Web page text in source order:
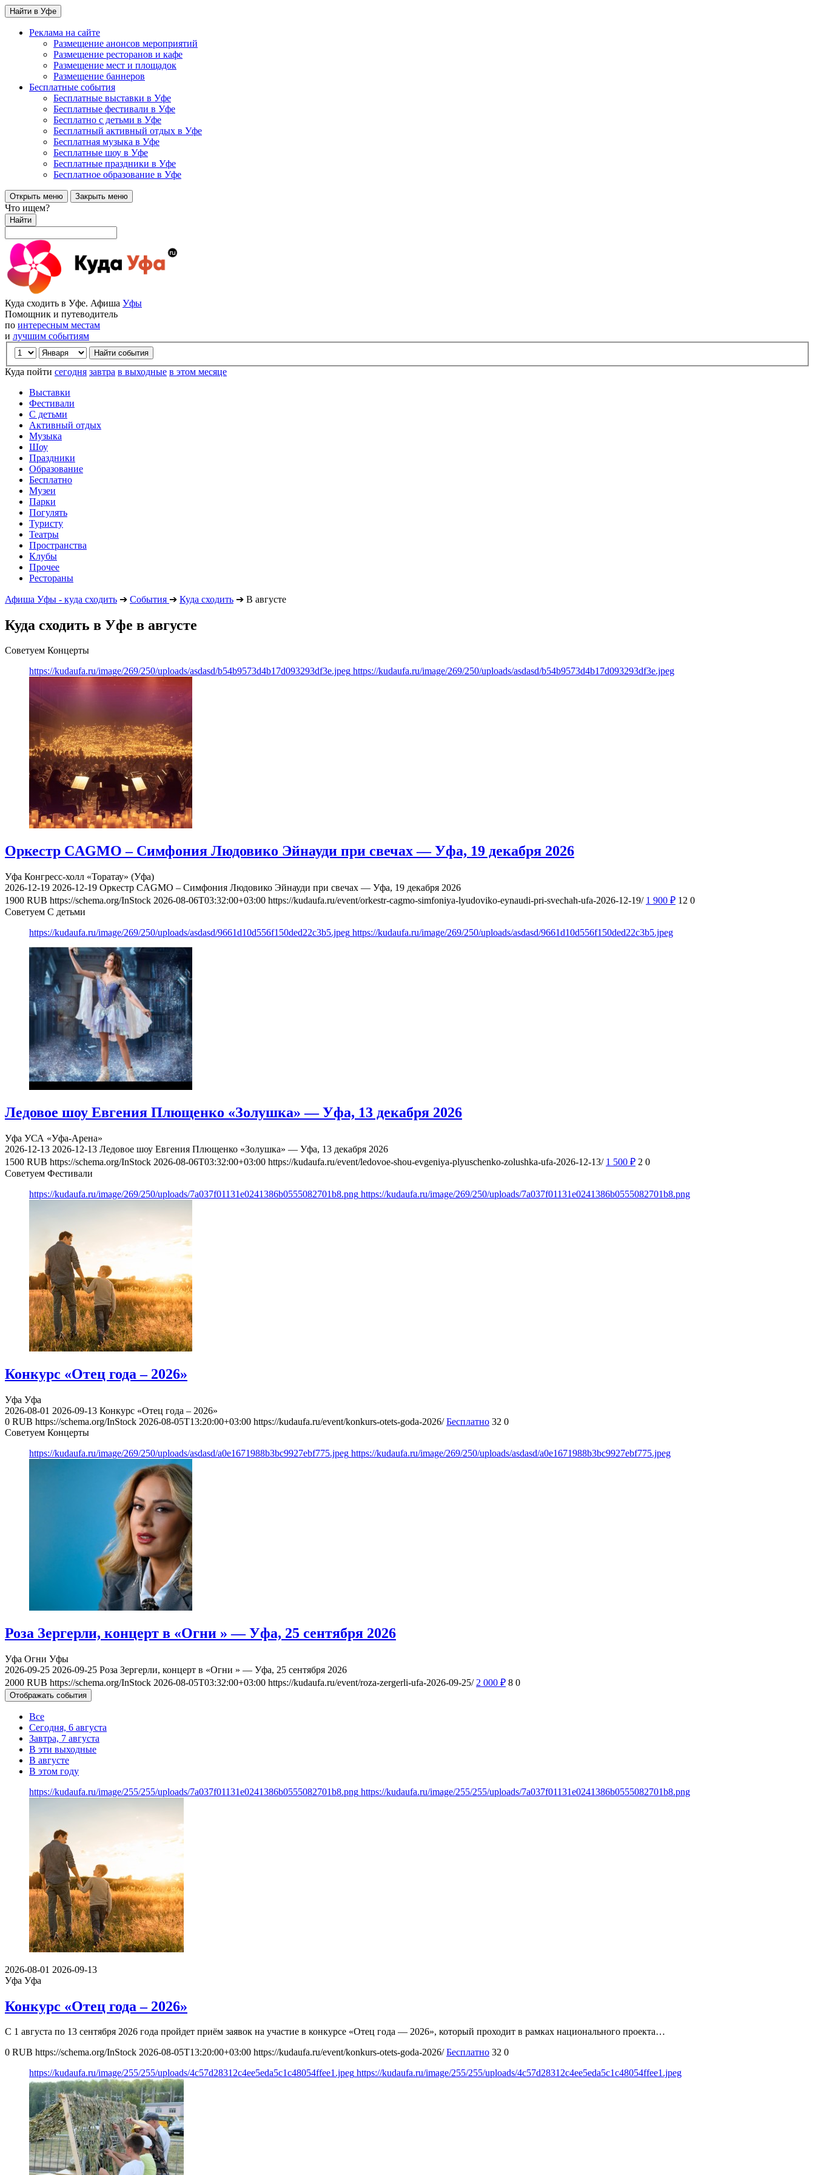
Найти в Уфе
Реклама на сайте
Размещение анонсов мероприятий
Размещение ресторанов и кафе
Размещение мест и площадок
Размещение баннеров
Бесплатные события
Бесплатные выставки в Уфе
Бесплатные фестивали в Уфе
Бесплатно с детьми в Уфе
Бесплатный активный отдых в Уфе
Бесплатная музыка в Уфе
Бесплатные шоу в Уфе
Бесплатные праздники в Уфе
Бесплатное образование в Уфе
Открыть меню Закрыть меню
Что ищем?
Найти
Куда сходить в Уфе. Афиша Уфы
Помощник и путеводитель
по интересным местам
и лучшим событиям
Куда пойти сегодня завтра в выходные в этом месяце
Выставки
Фестивали
С детьми
Активный отдых
Музыка
Шоу
Праздники
Образование
Бесплатно
Музеи
Парки
Погулять
Туристу
Театры
Пространства
Клубы
Прочее
Рестораны
Афиша Уфы - куда сходить ➔ События ➔ Куда сходить ➔ В августе
Куда сходить в Уфе в августе
Советуем Концерты
https://kudaufa.ru/image/269/250/uploads/asdasd/b54b9573d4b17d093293df3e.jpeg https://kudaufa.ru/image/269/250/uploads/asdasd/b54b9573d4b17d093293df3e.jpeg
Оркестр CAGMO – Симфония Людовико Эйнауди при свечах — Уфа, 19 декабря 2026
Уфа Конгресс-холл «Торатау» (Уфа)
2026-12-19 2026-12-19 Оркестр CAGMO – Симфония Людовико Эйнауди при свечах — Уфа, 19 декабря 2026
1900 RUB https://schema.org/InStock 2026-08-06T03:32:00+03:00 https://kudaufa.ru/event/orkestr-cagmo-simfoniya-lyudoviko-eynaudi-pri-svechah-ufa-2026-12-19/ 1 900 ₽ 12 0
Советуем С детьми
https://kudaufa.ru/image/269/250/uploads/asdasd/9661d10d556f150ded22c3b5.jpeg https://kudaufa.ru/image/269/250/uploads/asdasd/9661d10d556f150ded22c3b5.jpeg
Ледовое шоу Евгения Плющенко «Золушка» — Уфа, 13 декабря 2026
Уфа УСА «Уфа-Арена»
2026-12-13 2026-12-13 Ледовое шоу Евгения Плющенко «Золушка» — Уфа, 13 декабря 2026
1500 RUB https://schema.org/InStock 2026-08-06T03:32:00+03:00 https://kudaufa.ru/event/ledovoe-shou-evgeniya-plyuschenko-zolushka-ufa-2026-12-13/ 1 500 ₽ 2 0
Советуем Фестивали
https://kudaufa.ru/image/269/250/uploads/7a037f01131e0241386b0555082701b8.png https://kudaufa.ru/image/269/250/uploads/7a037f01131e0241386b0555082701b8.png
Конкурс «Отец года – 2026»
Уфа Уфа
2026-08-01 2026-09-13 Конкурс «Отец года – 2026»
0 RUB https://schema.org/InStock 2026-08-05T13:20:00+03:00 https://kudaufa.ru/event/konkurs-otets-goda-2026/ Бесплатно 32 0
Советуем Концерты
https://kudaufa.ru/image/269/250/uploads/asdasd/a0e1671988b3bc9927ebf775.jpeg https://kudaufa.ru/image/269/250/uploads/asdasd/a0e1671988b3bc9927ebf775.jpeg
Роза Зергерли, концерт в «Огни » — Уфа, 25 сентября 2026
Уфа Огни Уфы
2026-09-25 2026-09-25 Роза Зергерли, концерт в «Огни » — Уфа, 25 сентября 2026
2000 RUB https://schema.org/InStock 2026-08-05T03:32:00+03:00 https://kudaufa.ru/event/roza-zergerli-ufa-2026-09-25/ 2 000 ₽ 8 0
Отображать события
Все
Сегодня, 6 августа
Завтра, 7 августа
В эти выходные
В августе
В этом году
https://kudaufa.ru/image/255/255/uploads/7a037f01131e0241386b0555082701b8.png https://kudaufa.ru/image/255/255/uploads/7a037f01131e0241386b0555082701b8.png
2026-08-01 2026-09-13
Уфа Уфа
Конкурс «Отец года – 2026»
С 1 августа по 13 сентября 2026 года пройдет приём заявок на участие в конкурсе «Отец года — 2026», который проходит в рамках национального проекта…
0 RUB https://schema.org/InStock 2026-08-05T13:20:00+03:00 https://kudaufa.ru/event/konkurs-otets-goda-2026/ Бесплатно 32 0
https://kudaufa.ru/image/255/255/uploads/4c57d28312c4ee5eda5c1c48054ffee1.jpeg https://kudaufa.ru/image/255/255/uploads/4c57d28312c4ee5eda5c1c48054ffee1.jpeg